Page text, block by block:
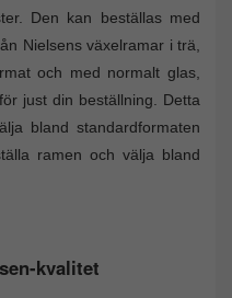
Den kan beställas med
Nielsens växelramar i trä,
och med normalt glas,
just din beställning. Detta
bland standardformaten
ramen och välja bland
kvalitet